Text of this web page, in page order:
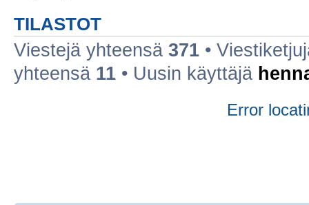
TILASTOT
Viestejä yhteensä 371 •
yhteensä 11 • Uusin käyttäjä
Error